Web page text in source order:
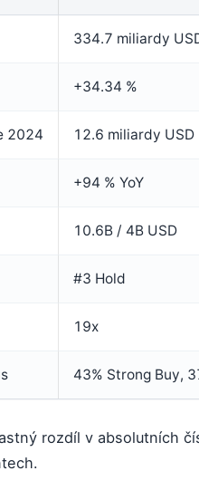
334.7 miliardy
+34.34 %
2024 12.6 miliardy USD
+94 % YoY
10.6B / 4B USD
#3 Hold
19x
43% Strong Buy,
rozdíl v absolutních